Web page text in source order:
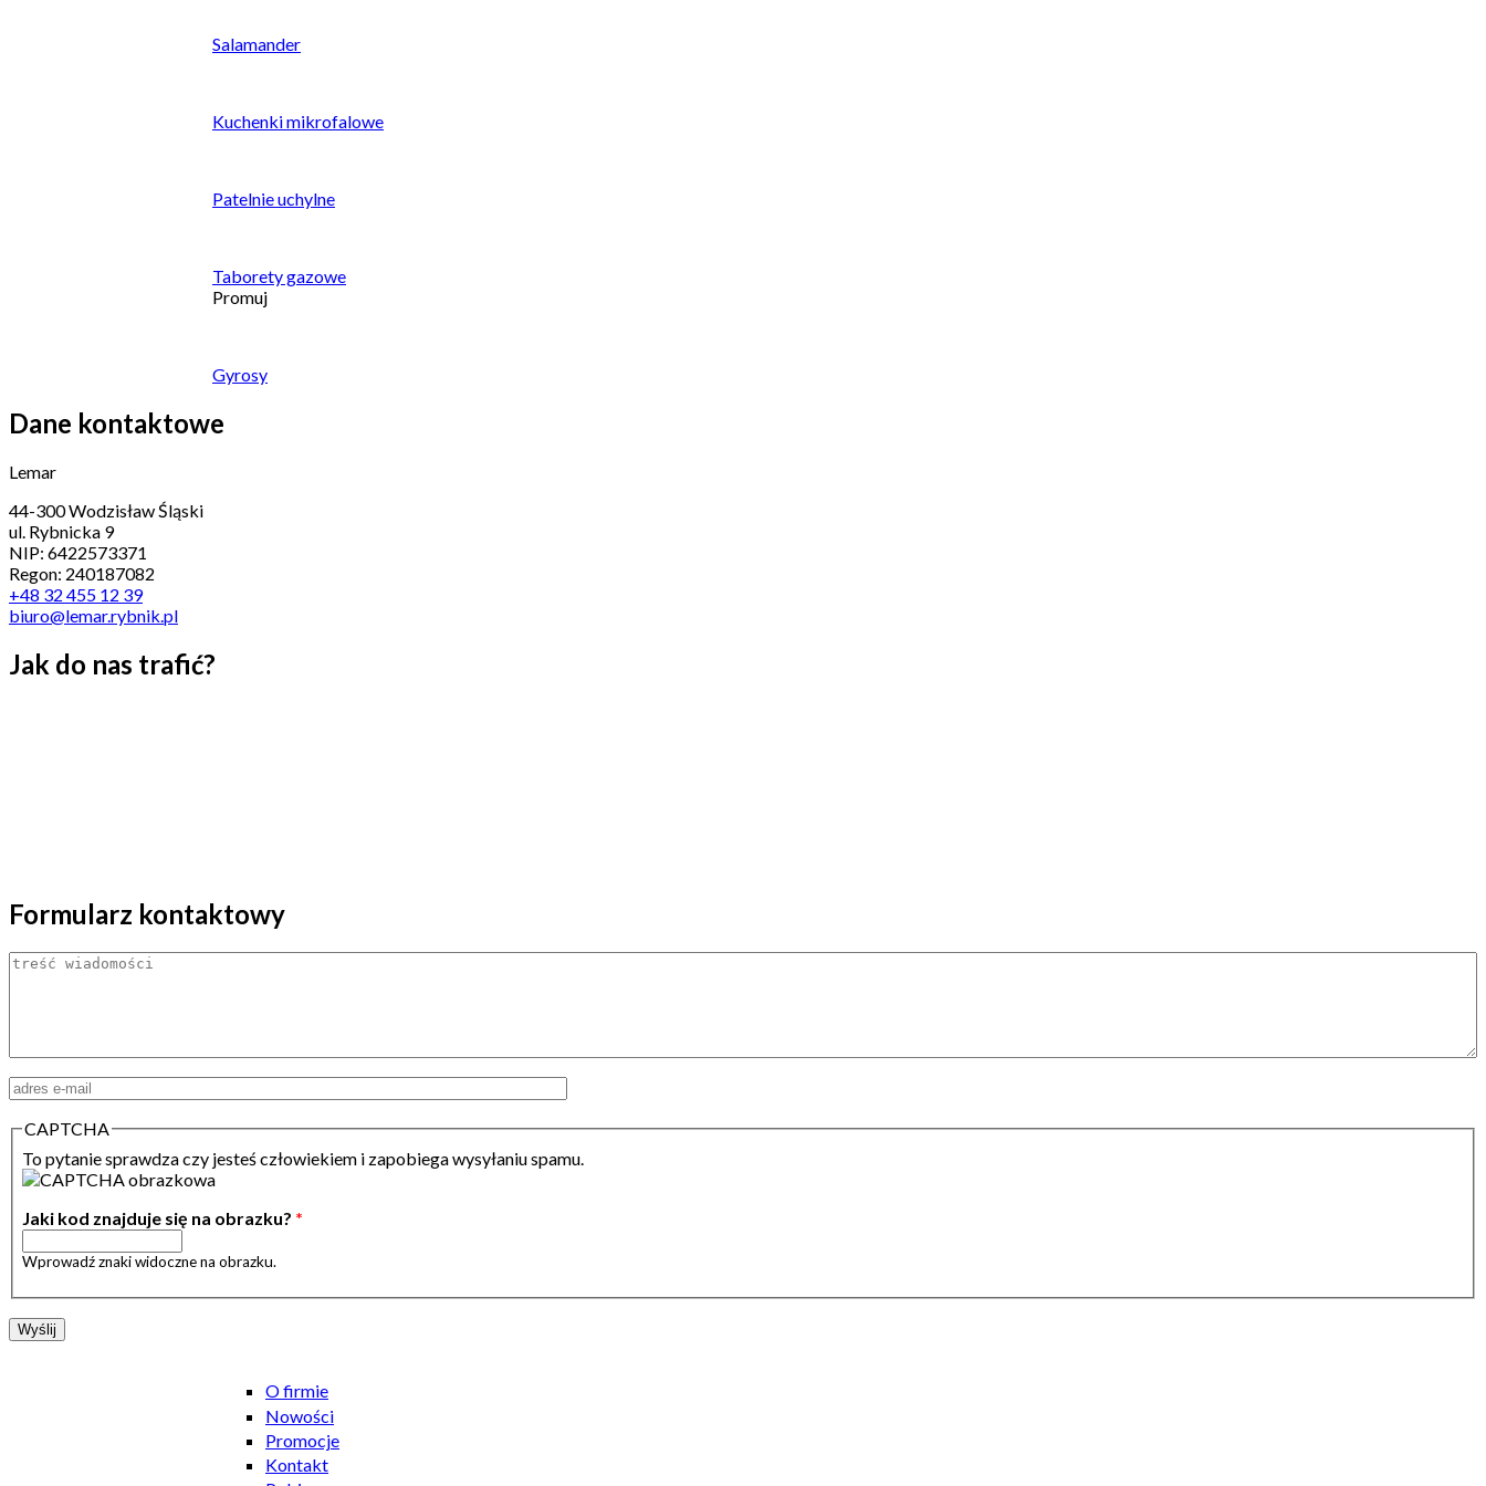
Salamander
Kuchenki mikrofalowe
Patelnie uchylne
Taborety gazowe
Promuj
Gyrosy
Dane kontaktowe
Lemar
44-300 Wodzisław Śląski
ul. Rybnicka 9
NIP: 6422573371
Regon: 240187082
+48 32 455 12 39
biuro@lemar.rybnik.pl
Jak do nas trafić?
Formularz kontaktowy
Treść
Adres email
CAPTCHA
To pytanie sprawdza czy jesteś człowiekiem i zapobiega wysyłaniu spamu.
Jaki kod znajduje się na obrazku? *
Wprowadź znaki widoczne na obrazku.
O firmie
Nowości
Promocje
Kontakt